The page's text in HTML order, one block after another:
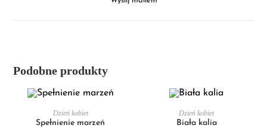
Podobne produkty
WYBIERZ OPCJE
Dzień kobiet
Spełnienie marzeń
WYBIERZ OPCJE
Dzień kobiet
Biała kalia